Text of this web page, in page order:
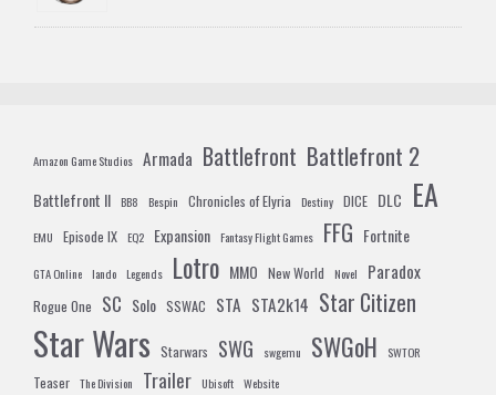
Amazon Game Studios Armada Battlefront Battlefront 2
Battlefront II BB8 Bespin Chronicles of Elyria Destiny DICE DLC EA
EMU Episode IX EQ2 Expansion Fantasy Flight Games FFG Fortnite
GTA Online lando Legends Lotro MMO New World Novel Paradox
Rogue One SC Solo SSWAC STA STA2k14 Star Citizen
Star Wars Starwars SWG swgemu SWGoH SWTOR
Teaser The Division Trailer Ubisoft Website